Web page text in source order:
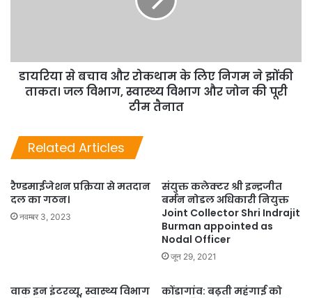
डायरिया से बचाव और रोकथाम के लिए निगम ने झोंकी
ताकत। जल विभाग, स्वास्थ्य विभाग और जोन की पूरी
टीम तैनात
Related Articles
रैण्डमाईजेशन प्रक्रिया से मतदान
दल का गठन।
नवम्बर 3, 2023
संयुक्त कलेक्टर श्री इन्द्रजीत
बर्मन नोडल अधिकारी नियुक्त
Joint Collector Shri Indrajit
Burman appointed as
Nodal Officer
जून 29, 2021
वाक इन इंटरव्यू, स्वास्थ्य विभाग
कोंडागांव: बढ़ती महंगाई को